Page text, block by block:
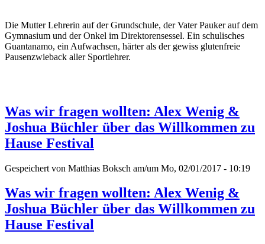
Die Mutter Lehrerin auf der Grundschule, der Vater Pauker auf dem
Gymnasium und der Onkel im Direktorensessel. Ein schulisches
Guantanamo, ein Aufwachsen, härter als der gewiss glutenfreie
Pausenzwieback aller Sportlehrer.
Was wir fragen wollten: Alex Wenig &
Joshua Büchler über das Willkommen zu
Hause Festival
Gespeichert von Matthias Boksch am/um Mo, 02/01/2017 - 10:19
Was wir fragen wollten: Alex Wenig &
Joshua Büchler über das Willkommen zu
Hause Festival